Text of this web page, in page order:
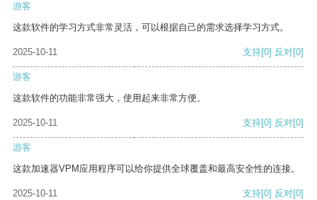
游客
这款软件的学习方式非常灵活，可以根据自己的需求选择学习方式。
2025-10-11 支持[0] 反对[0]
游客
这款软件的功能非常强大，使用起来非常方便。
2025-10-11 支持[0] 反对[0]
游客
这款加速器VPM应用程序可以给你提供全球覆盖和最高安全性的连接。
2025-10-11 支持[0] 反对[0]